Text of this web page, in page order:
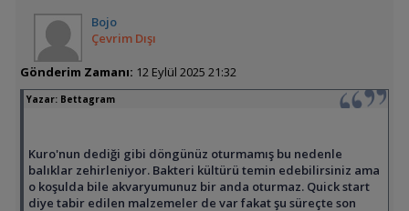
Bojo
Çevrim Dışı
Gönderim Zamanı: 12 Eylül 2025 21:32
Yazar: Bettagram
Kuro'nun dediği gibi döngünüz oturmamış bu nedenle
balıklar zehirleniyor. Bakteri kültürü temin edebilirsiniz ama
o koşulda bile akvaryumunuz bir anda oturmaz. Quick start
diye tabir edilen malzemeler de var fakat şu süreçte son